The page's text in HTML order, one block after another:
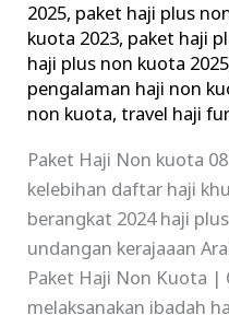
2025, paket haji plus
kuota 2023, paket haji
haji plus non kuota 2025
pengalaman haji non
non kuota,travel haji
Paket Haji Non kuota
kelebihan daftar haji
berangkat 2024 haji
undangan kerajaaan
Paket Haji Non Kuota |
melaksanakan ibadah